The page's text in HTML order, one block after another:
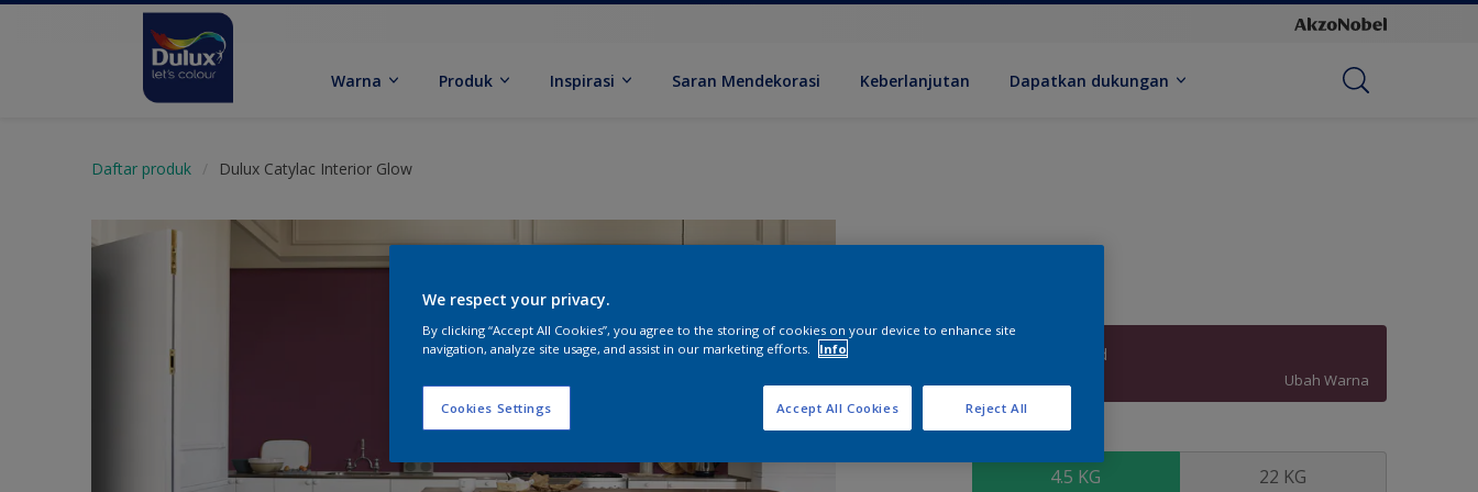
Warna Produk Inspirasi Saran Mendekorasi Keberlanjutan Dapatkan dukungan
Daftar produk Dulux Catylac Interior Glow
Dragons Blood
Ubah Warna
4.5 KG 22 KG
We respect your privacy.
By clicking “Accept All Cookies”, you agree to the storing of cookies on your device to enhance site
navigation, analyze site usage, and assist in our marketing efforts.
Info
Cookies Settings Reject All
Accept All Cookies